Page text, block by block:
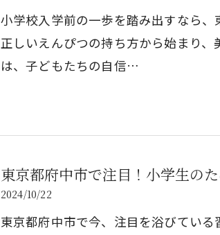
小学校入学前の一歩を踏み出すなら、
正しいえんぴつの持ち方から始まり
は、子どもたちの自信…
東京都府中市で注目！小学生の
2024/10/22
東京都府中市で今、注目を浴びてい